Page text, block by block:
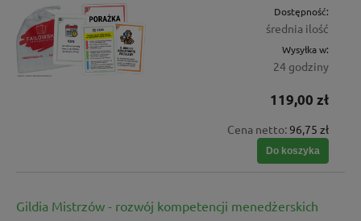
Dostępność:
średnia ilość
Wysyłka w:
24 godziny
119,00 zł
Cena netto:96,75 zł
Do koszyka
Gildia Mistrzów - rozwój kompetencji menedżerskich